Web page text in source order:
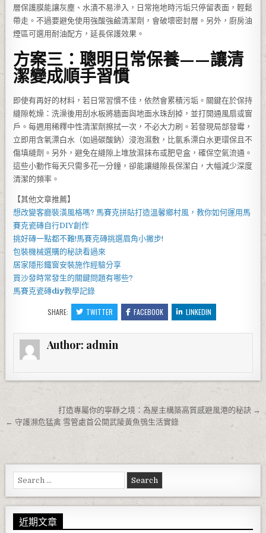
層保護膜能讓灰塵、水漬不易滲入，日常拖地時污垢只停留表面，輕鬆
帶走。不過要避免使用強酸強鹼清潔劑，會破壞密封層。另外，廚房油
煙區可選用耐油配方，延長保護效果。
方案三：聰明日常保養——讓清
潔變成順手習慣
即使有再好的材料，若日常習慣不佳，依然會累積污垢。關鍵在於保持
縫隙乾燥：洗澡後用刮水板將牆面與地面水珠刮掉，並打開通風扇或窗
戶。每週用稀釋中性清潔劑擦拭一次，不必大力刷。若發現局部發霉，
立即用含氧漂白水（如過碳酸鈉）浸泡濕敷，比氯系漂白水更環保且不
傷填縫劑。另外，避免在縫隙上堆放濕抹布或肥皂盒，確保空氣流通。
這些小動作每天只需多花一分鐘，卻能讓縫隙長保潔白，大幅減少深度
清潔的頻率。
【其他文章推薦】
想改變客廳裝潢風格嗎? 馬賽克拼貼打造溫馨鄉村風，教你如何運用 馬
賽克瓷磚自行DIY創作
挑好磚一點都不難!馬賽克磚挑選眉角小撇步!
包裝機械選購的秘訣看過來
居家隱形鐵窗安裝施作經驗分享
買沙發時常發生的關鍵問題有哪些?
馬賽克瓷磚diy教學記錄
SHARE: TWITTER FACEBOOK LINKEDIN
Author: admin
文章導覽打造專屬你的寧靜之境：為屋主構築高質感避風港的秘訣 →
← 守護瀕危猛禽 雪管處首公開武陵黃魚鴞生活實錄
Search for:
近期文章